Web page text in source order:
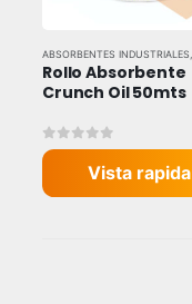
ABSORBENTES INDUSTRIALES
Rollo Absorbente
Crunch Oil 50mts
0out of 5
Vista rapida